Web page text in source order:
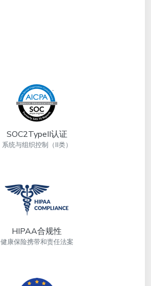
SOC2TypeII认证
系统与组织控制（Ⅱ类）
HIPAA合规性
健康保险携带和责任法案